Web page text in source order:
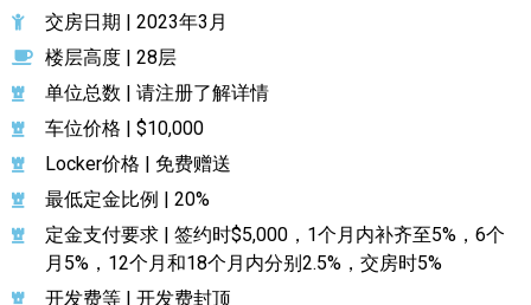
加拿大的福利制度
吃货眼中的加拿大地图
交房日期 | 2023年3月
楼层高度 | 28层
单位总数 | 请注册了解详情
车位价格 | $10,000
Locker价格 | 免费赠送
最低定金比例 | 20%
定金支付要求 | 签约时$5,000，1个月内补齐至5%，6个
月5%，12个月和18个月内分别2.5%，交房时5%
开发费等 | 开发费封顶